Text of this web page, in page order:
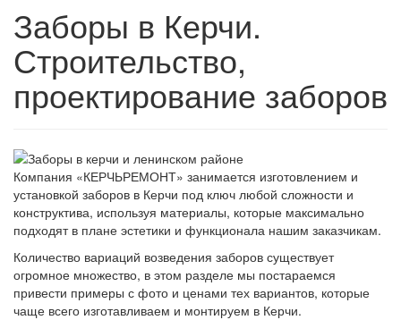
Заборы в Керчи.
Строительство,
проектирование заборов
Компания «КЕРЧЬРЕМОНТ» занимается изготовлением и
установкой заборов в Керчи под ключ любой сложности и
конструктива, используя материалы, которые максимально
подходят в плане эстетики и функционала нашим заказчикам.
Количество вариаций возведения заборов существует
огромное множество, в этом разделе мы постараемся
привести примеры с фото и ценами тех вариантов, которые
чаще всего изготавливаем и монтируем в Керчи.